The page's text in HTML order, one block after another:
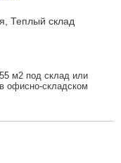
Теплый склад
м2 под склад или
офисно-складском